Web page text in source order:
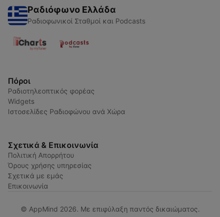
Ραδιόφωνο Ελλάδα
Ραδιοφωνικοί Σταθμοί και Podcasts
Πόροι
Ραδιοτηλεοπτικός φορέας
Widgets
Ιστοσελίδες Ραδιοφώνου ανά Χώρα
Σχετικά & Επικοινωνία
Πολιτική Απορρήτου
Όρους χρήσης υπηρεσίας
Σχετικά με εμάς
Επικοινωνία
© AppMind 2026. Με επιφύλαξη παντός δικαιώματος.